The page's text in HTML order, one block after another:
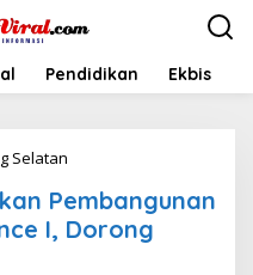
Pendidikan Ekbis
Selatan
b
u
p
Pembangunan
I, Dorong